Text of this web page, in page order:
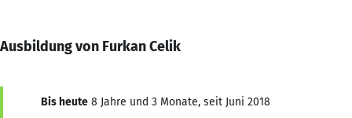
Ausbildung von Furkan Celik
Bis heute 8 Jahre und 3 Monate, seit Juni 2018